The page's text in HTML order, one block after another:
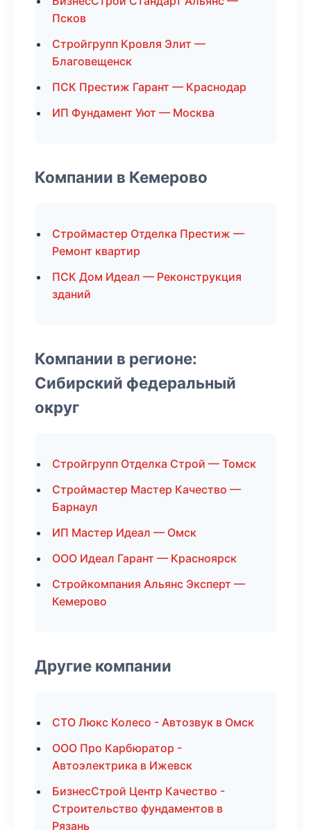
Псков
Стройгрупп Кровля Элит —
Благовещенск
ПСК Престиж Гарант — Краснодар
ИП Фундамент Уют — Москва
Компании в Кемерово
Строймастер Отделка Престиж —
Ремонт квартир
ПСК Дом Идеал — Реконструкция
зданий
Компании в регионе:
Сибирский федеральный
округ
Стройгрупп Отделка Строй — Томск
Строймастер Мастер Качество —
Барнаул
ИП Мастер Идеал — Омск
ООО Идеал Гарант — Красноярск
Стройкомпания Альянс Эксперт —
Кемерово
Другие компании
СТО Люкс Колесо - Автозвук в Омск
ООО Про Карбюратор -
Автоэлектрика в Ижевск
БизнесСтрой Центр Качество -
Строительство фундаментов в
Рязань